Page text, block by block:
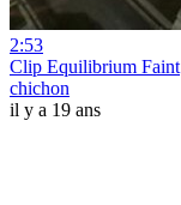
2:53
Clip Equilibrium Faint
chichon
il y a 19 ans